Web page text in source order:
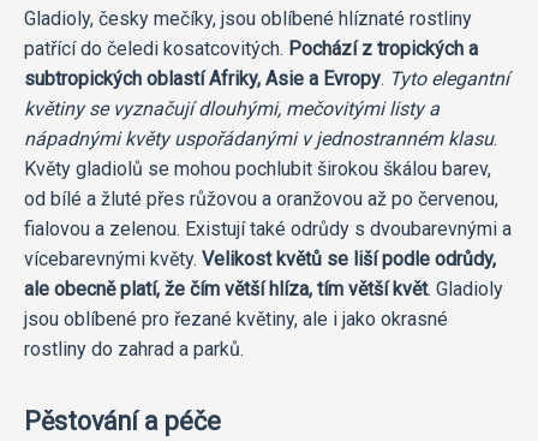
Gladioly, česky mečíky, jsou oblíbené hlíznaté rostliny
patřící do čeledi kosatcovitých. Pochází z tropických a
subtropických oblastí Afriky, Asie a Evropy. Tyto elegantní
květiny se vyznačují dlouhými, mečovitými listy a
nápadnými květy uspořádanými v jednostranném klasu.
Květy gladiolů se mohou pochlubit širokou škálou barev,
od bílé a žluté přes růžovou a oranžovou až po červenou,
fialovou a zelenou. Existují také odrůdy s dvoubarevnými a
vícebarevnými květy. Velikost květů se liší podle odrůdy,
ale obecně platí, že čím větší hlíza, tím větší květ. Gladioly
jsou oblíbené pro řezané květiny, ale i jako okrasné
rostliny do zahrad a parků.
Pěstování a péče